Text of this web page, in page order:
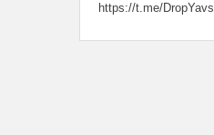
https://t.me/